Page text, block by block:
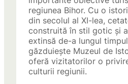
regiunea Bihor. Cu o
din secolul al XI-lea,
construită în stil gotic și
extinsă de-a lungul
găzduiește Muzeul de
oferă vizitatorilor o
culturii regiunii.